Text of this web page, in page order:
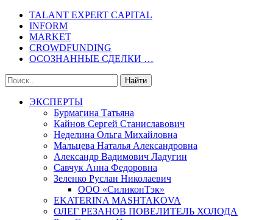
TALANT EXPERT CAPITAL
INFORM
MARKET
CROWDFUNDING
ОСОЗНАННЫЕ СДЕЛКИ …
ЭКСПЕРТЫ
Бурмагина Татьяна
Кайнов Сергей Станиславович
Неделина Ольга Михайловна
Мальцева Наталья Александровна
Александр Вадимович Ладугин
Савчук Анна Федоровна
Зеленко Руслан Николаевич
ООО «СиликонТэк»
EKATERINA MASHTAKOVA
ОЛЕГ РЕЗАНОВ ПОВЕЛИТЕЛЬ ХОЛОДА